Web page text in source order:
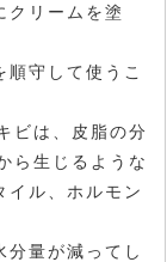
クリームを塗
守して使うこ
ビは、皮脂の分
ら生じるような
イル、ホルモン
分量が減ってし